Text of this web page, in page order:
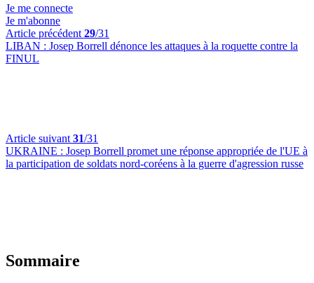
Je me connecte
Je m'abonne
Article précédent 29/31
LIBAN : Josep Borrell dénonce les attaques à la roquette contre la
FINUL
Article suivant 31/31
UKRAINE : Josep Borrell promet une réponse appropriée de l'UE à
la participation de soldats nord-coréens à la guerre d'agression russe
Sommaire